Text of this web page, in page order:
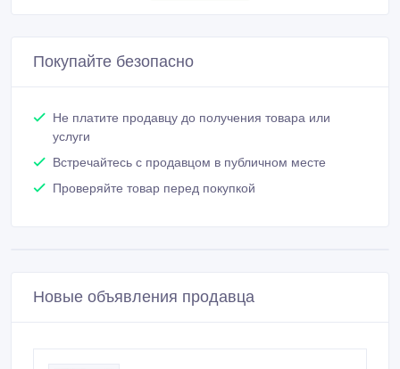
Покупайте безопасно
Не платите продавцу до получения товара или
услуги
Встречайтесь с продавцом в публичном месте
Проверяйте товар перед покупкой
Новые объявления продавца